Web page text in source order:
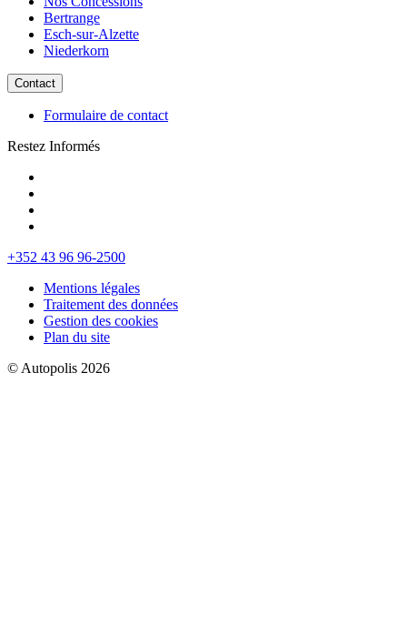
Bertrange
Esch-sur-Alzette
Niederkorn
Contact
Formulaire de contact
Restez Informés
+352 43 96 96-2500
Mentions légales
Traitement des données
Gestion des cookies
Plan du site
© Autopolis 2026